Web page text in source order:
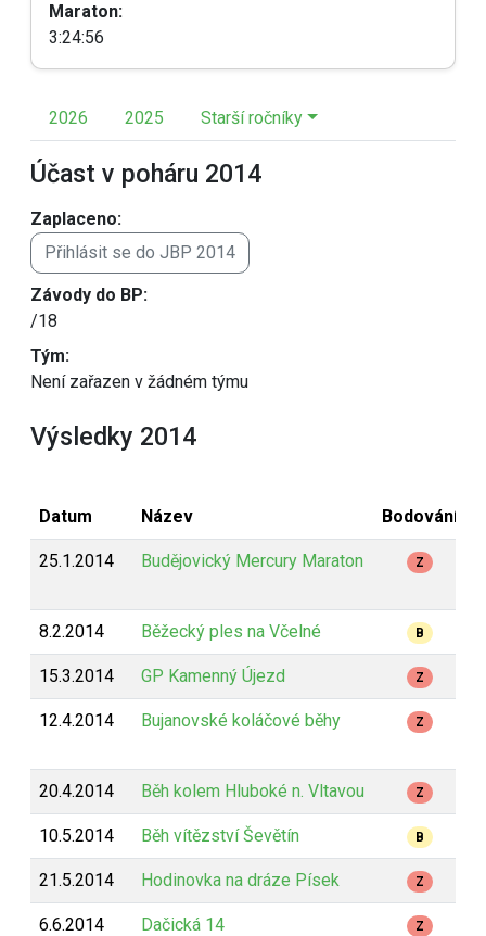
Maraton:
3:24:56
2026 2025 Starší ročníky
Účast v poháru 2014
Zaplaceno:
Přihlásit se do JBP 2014
Závody do BP:
/18
Tým:
Není zařazen v žádném týmu
Výsledky 2014
Datum Název Bodování
25.1.2014 Budějovický Mercury Maraton Z
8.2.2014 Běžecký ples na Včelné B
15.3.2014 GP Kamenný Újezd Z
12.4.2014 Bujanovské koláčové běhy Z
20.4.2014 Běh kolem Hluboké n. Vltavou Z
10.5.2014 Běh vítězství Ševětín B
21.5.2014 Hodinovka na dráze Písek Z
6.6.2014 Dačická 14 Z